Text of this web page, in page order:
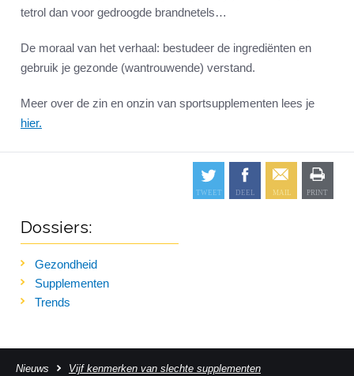
tetrol dan voor gedroogde brandnetels…
De moraal van het verhaal: bestudeer de ingrediënten en
gebruik je gezonde (wantrouwende) verstand.
Meer over de zin en onzin van sportsupplementen lees je
hier.
Dossiers:
Gezondheid
Supplementen
Trends
Nieuws Vijf kenmerken van slechte supplementen